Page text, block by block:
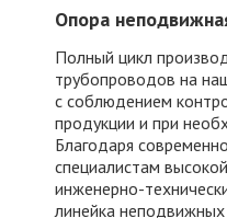
Опора
Полный цикл
трубопроводов на
с соблюдением
продукции и при
Благодаря
специалистам
инженерно-
линейка